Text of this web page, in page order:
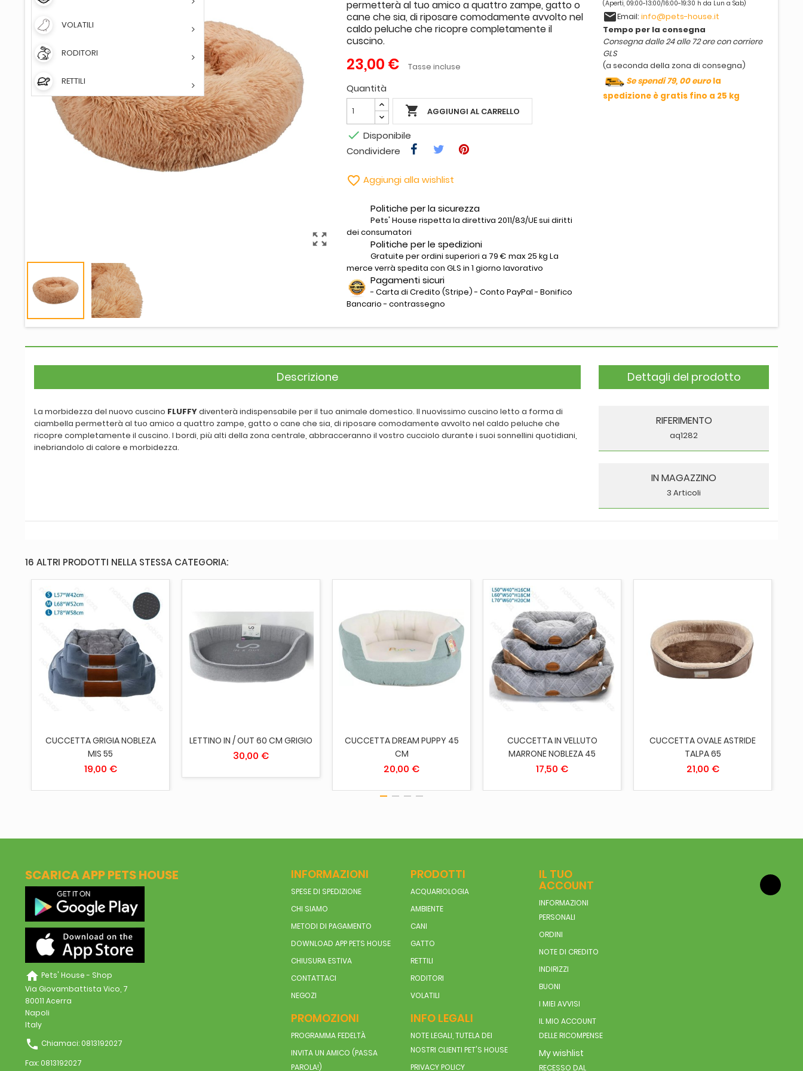
VOLATILI
RODITORI
RETTILI
zoom_out_map
permetterà al tuo amico a quattro zampe, gatto o
cane che sia, di riposare comodamente avvolto nel
caldo peluche che ricopre completamente il
cuscino.
23,00 € Tasse incluse
Quantità
 AGGIUNGI AL CARRELLO
 Disponibile
Condividere
 Aggiungi alla wishlist
Politiche per la sicurezza
Pets' House rispetta la direttiva 2011/83/UE sui diritti
dei consumatori
Politiche per le spedizioni
Gratuite per ordini superiori a 79 € max 25 kg La
merce verrà spedita con GLS in 1 giorno lavorativo
Pagamenti sicuri
- Carta di Credito (Stripe) - Conto PayPal - Bonifico
Bancario - contrassegno
(Aperti, 09:00-13:00/16:00-19:30 h da Lun a Sab)
emailEmail:info@pets-house.it
Tempo per la consegna
Consegna dalle 24 alle 72 ore con corriere
GLS
(a seconda della zona di consegna)
Se spendi 79, 00 eurola
spedizione è gratis fino a 25 kg
Descrizione
La morbidezza del nuovo cuscino FLUFFYdiventerà indispensabile per il tuo animale domestico. Il nuovissimo cuscino letto a forma di
ciambella permetterà al tuo amico a quattro zampe, gatto o cane che sia, di riposare comodamente avvolto nel caldo peluche che
ricopre completamente il cuscino. I bordi, più alti della zona centrale, abbracceranno il vostro cucciolo durante i suoi sonnellini quotidiani,
inebriandolo di calore e morbidezza.
Dettagli del prodotto
RIFERIMENTO
aq1282
IN MAGAZZINO
3 Articoli
16 ALTRI PRODOTTI NELLA STESSA CATEGORIA:
ESAURITO
CUCCETTA GRIGIA NOBLEZA
MIS 55
19,00 €
LETTINO IN / OUT 60 CM GRIGIO
30,00 €
CUCCETTA DREAM PUPPY 45
CM
20,00 €
ESAURITO
CUCCETTA IN VELLUTO
MARRONE NOBLEZA 45
17,50 €
CUCCETTA OVALE ASTRIDE
TALPA 65
21,00 €
SCARICA APP PETS HOUSE
home Pets' House - Shop
Via Giovambattista Vico, 7
80011 Acerra
Napoli
Italy
phone Chiamaci: 0813192027
Fax: 0813192027
INFORMAZIONI
SPESE DI SPEDIZIONE
CHI SIAMO
METODI DI PAGAMENTO
DOWNLOAD APP PETS HOUSE
CHIUSURA ESTIVA
CONTATTACI
NEGOZI
PRODOTTI
ACQUARIOLOGIA
AMBIENTE
CANI
GATTO
RETTILI
RODITORI
VOLATILI
PROMOZIONI
PROGRAMMA FEDELTÀ
INVITA UN AMICO (PASSA
PAROLA!)
INFO LEGALI
NOTE LEGALI, TUTELA DEI
NOSTRI CLIENTI PET'S HOUSE
PRIVACY POLICY
IL TUO
ACCOUNT
INFORMAZIONI
PERSONALI
ORDINI
NOTE DI CREDITO
INDIRIZZI
BUONI
I MIEI AVVISI
IL MIO ACCOUNT
DELLE RICOMPENSE
My wishlist
RECESSO DAL